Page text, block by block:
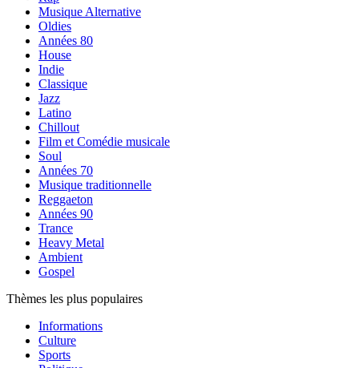
Musique Alternative
Oldies
Années 80
House
Indie
Classique
Jazz
Latino
Chillout
Film et Comédie musicale
Soul
Années 70
Musique traditionnelle
Reggaeton
Années 90
Trance
Heavy Metal
Ambient
Gospel
Thèmes les plus populaires
Informations
Culture
Sports